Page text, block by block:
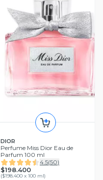
DIOR
Perfume Miss Dior Eau de
Parfum 100 ml
4.5(50)
$198.400
($198.400 x 100 ml)